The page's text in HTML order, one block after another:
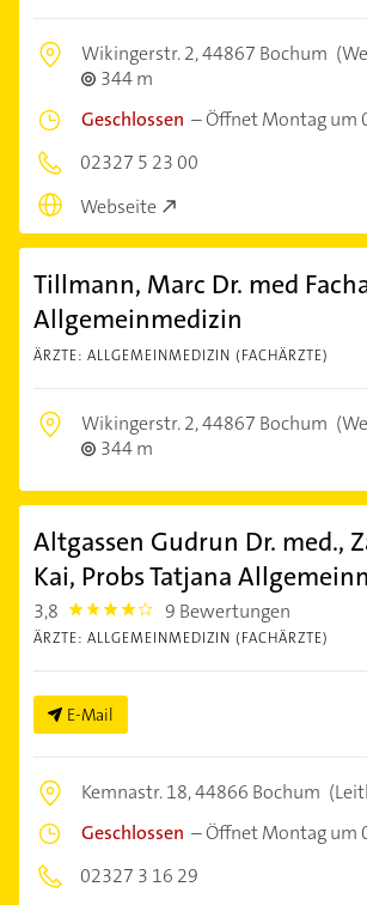
Wikingerstr. 2,44867 Bochum
344 m
Geschlossen –Öffnet Montag um
02327 5 23 00
Webseite
Tillmann, Marc Dr. med
Allgemeinmedizin
ÄRZTE: ALLGEMEINMEDIZIN (FACHÄRZTE)
Wikingerstr. 2,44867 Bochum
344 m
Altgassen Gudrun Dr. med.,
Kai, Probs Tatjana
3,8 3.8 9 Bewertungen
ÄRZTE: ALLGEMEINMEDIZIN (FACHÄRZTE)
E-Mail
Kemnastr. 18,44866 Bochum
Geschlossen –Öffnet Montag um
02327 3 16 29